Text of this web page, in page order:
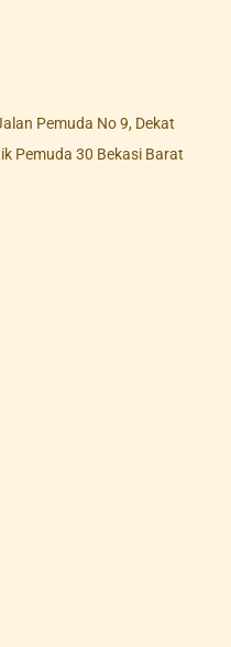
Pemuda No 9, Dekat
Pemuda 30 Bekasi Barat